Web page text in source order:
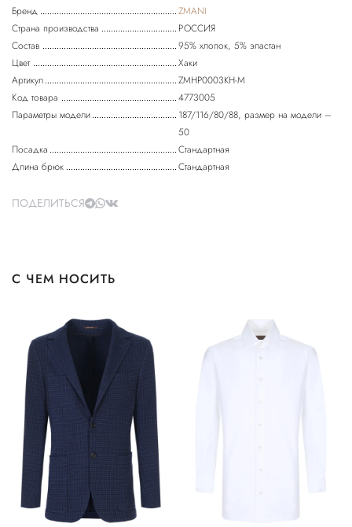
Бренд
ZMANI
Страна производства
РОССИЯ
Состав
95% хлопок, 5% эластан
Цвет
Хаки
Артикул
ZMHP0003KH-M
Код товара
4773005
Параметры модели
187/116/80/88, размер на модели –
50
Посадка
Стандартная
Длина брюк
Стандартная
ПОДЕЛИТЬСЯ
С ЧЕМ НОСИТЬ